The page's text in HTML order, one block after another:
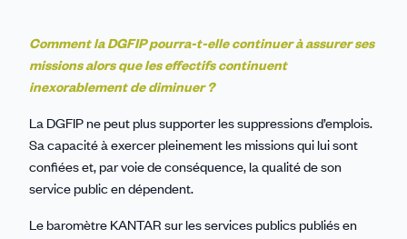
Comment la DGFIP pourra-t-elle continuer à assurer ses
missions alors que les effectifs continuent
inexorablement de diminuer ?
La DGFIP ne peut plus supporter les suppressions d’emplois.
Sa capacité à exercer pleinement les missions qui lui sont
confiées et, par voie de conséquence, la qualité de son
service public en dépendent.
Le baromètre KANTAR sur les services publics publiés en